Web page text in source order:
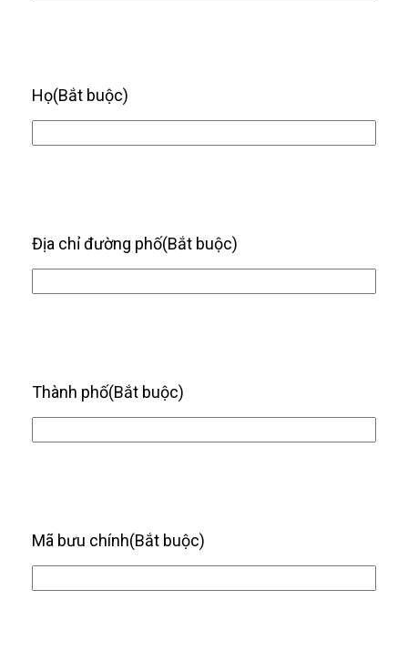
Họ(Bắt buộc)
Địa chỉ đường phố(Bắt buộc)
Thành phố(Bắt buộc)
Mã bưu chính(Bắt buộc)